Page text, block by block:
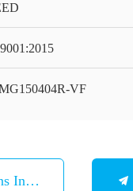
VF
In Verbindung